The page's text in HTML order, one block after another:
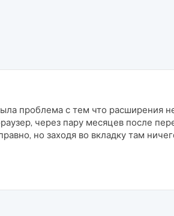
проблема с тем что расширения
через пару месяцев после
но заходя во вкладку там